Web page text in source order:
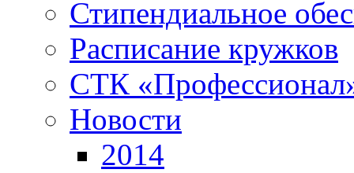
Стипендиальное
Расписание кружков
СТК
Новости
2014